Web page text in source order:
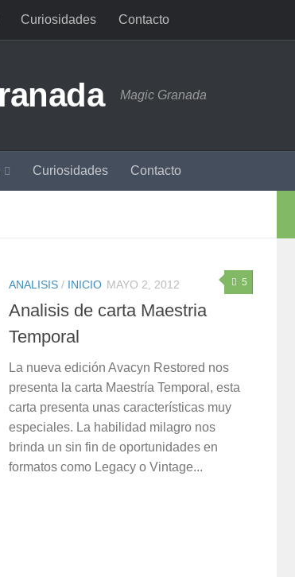
Curiosidades Contacto
Magic Granada
Curiosidades Contacto
5
ANALISIS / INICIO MAYO 2, 2012
Analisis de carta Maestria
Temporal
La nueva edición Avacyn Restored nos
presenta la carta Maestría Temporal, esta
carta presenta unas características muy
especiales. La habilidad milagro nos
brinda un sin fin de oportunidades en
formatos como Legacy o Vintage...